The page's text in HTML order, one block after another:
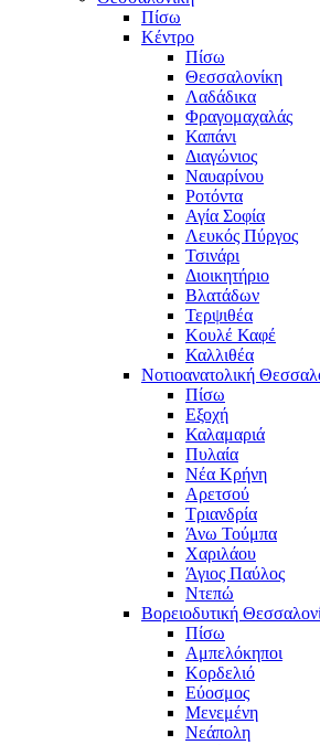
Πίσω
Κέντρο
Πίσω
Θεσσαλονίκη
Λαδάδικα
Φραγομαχαλάς
Καπάνι
Διαγώνιος
Ναυαρίνου
Ροτόντα
Αγία Σοφία
Λευκός Πύργος
Τσινάρι
Διοικητήριο
Βλατάδων
Τερψιθέα
Κουλέ Καφέ
Καλλιθέα
Νοτιοανατολική
Πίσω
Εξοχή
Καλαμαριά
Πυλαία
Νέα Κρήνη
Αρετσού
Τριανδρία
Άνω Τούμπα
Χαριλάου
Άγιος Παύλος
Ντεπώ
Βορειοδυτική
Πίσω
Αμπελόκηποι
Κορδελιό
Εύοσμος
Μενεμένη
Νεάπολη